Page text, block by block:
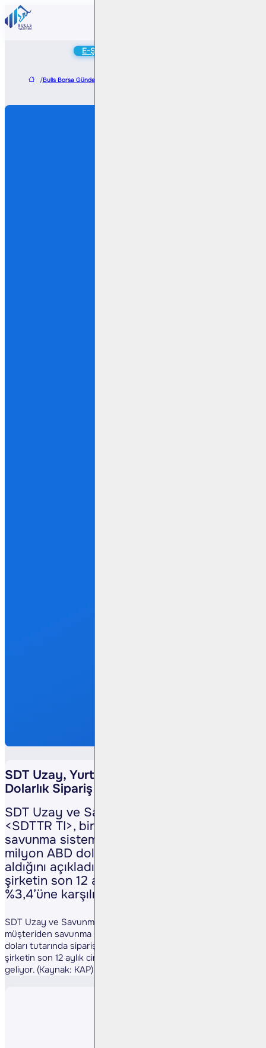
E-Şube
/Bulls Borsa Gündem
SDT Uzay, Yurt İçinden 1,41 Milyon
Dolarlık Sipariş Aldı
SDT Uzay ve Savunma Teknolojileri
<SDTTR TI>, bir yurt içi müşteriden
savunma sistemleri kapsamında 1,41
milyon ABD doları tutarında sipariş
aldığını açıkladı. Söz konusu sipariş,
şirketin son 12 aylık cirosunun yaklaşık
%3,4’üne karşılık geliyor. (Kaynak: KAP)
SDT Uzay ve Savunma Teknolojileri <SDTTR TI>, bir yurt içi
müşteriden savunma sistemleri kapsamında 1,41 milyon ABD
doları tutarında sipariş aldığını açıkladı. Söz konusu sipariş,
şirketin son 12 aylık cirosunun yaklaşık %3,4’üne karşılık
geliyor. (Kaynak: KAP)